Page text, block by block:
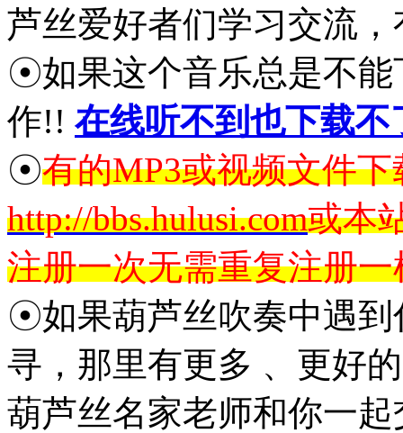
芦丝爱好者们学习交流
☉如果这个音乐总是不能
作!! 在线听不到也下载不
☉有的MP3或视频文件
http://bbs.hulusi.com或本
注册一次无需重复注册
☉如果葫芦丝吹奏中遇到
寻，那里有更多 、更好
葫芦丝名家老师和你一起